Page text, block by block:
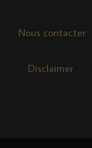
Nous contacter
Disclaimer